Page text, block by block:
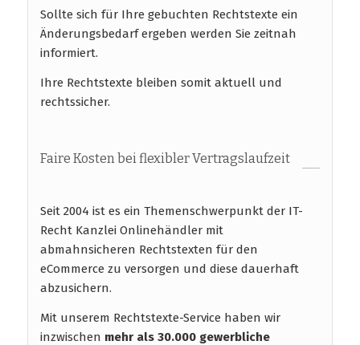
Sollte sich für Ihre gebuchten Rechtstexte ein
Änderungsbedarf ergeben werden Sie zeitnah
informiert.
Ihre Rechtstexte bleiben somit aktuell und
rechtssicher.
Faire Kosten bei flexibler Vertragslaufzeit
Seit 2004 ist es ein Themenschwerpunkt der IT-
Recht Kanzlei Onlinehändler mit
abmahnsicheren Rechtstexten für den
eCommerce zu versorgen und diese dauerhaft
abzusichern.
Mit unserem Rechtstexte-Service haben wir
inzwischen mehr als 30.000 gewerbliche